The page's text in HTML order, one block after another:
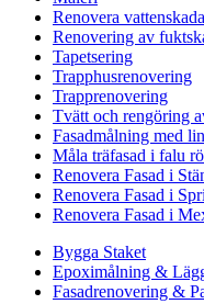
Renovera
Renovering av
Tapetsering
Trapphusrenovering
Trapprenovering
Tvätt och rengöring
Fasadmålning med
Måla träfasad i falu
Renovera Fasad i
Renovera Fasad i
Renovera Fasad i
Bygga Staket
Epoximålning &
Fasadrenovering &